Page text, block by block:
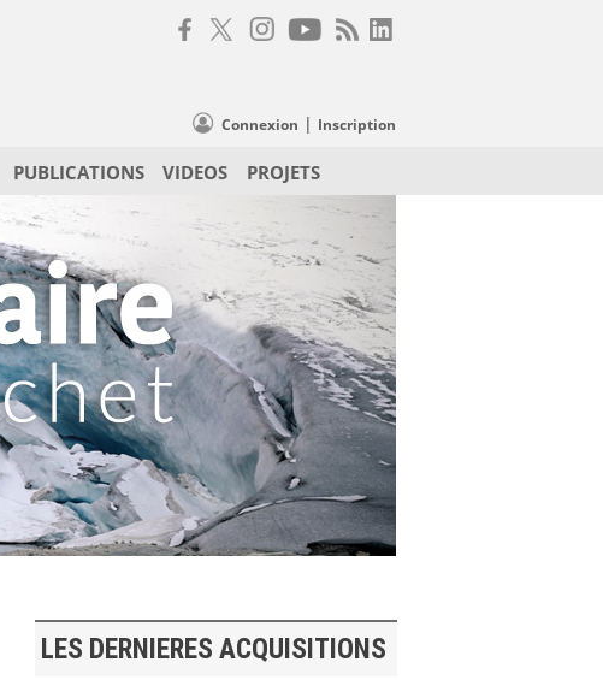
Connexion | Inscription
PUBLICATIONS VIDEOS PROJETS
LES DERNIERES ACQUISITIONS